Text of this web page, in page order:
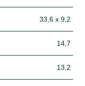
33,6 x 9,2
14,7
13,2